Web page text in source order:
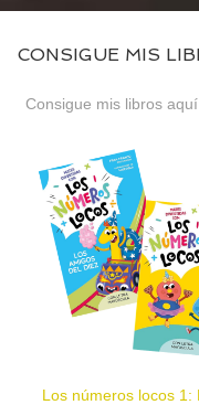
CONSIGUE MIS
Consigue mis libros
Los números locos 1: